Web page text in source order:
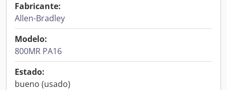
Fabricante:
Allen-Bradley
Modelo:
800MR PA16
Estado:
bueno (usado)